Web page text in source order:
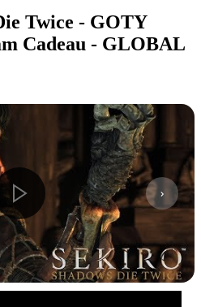
Twice - GOTY
Cadeau - GLOBAL